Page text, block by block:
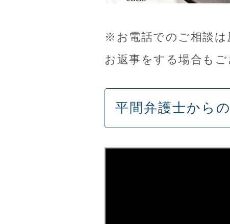
※お電話でのご相談は
お返事をする場合も
平間弁護士から